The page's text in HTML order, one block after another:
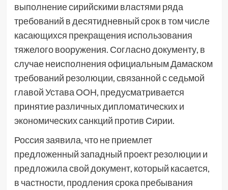
выполнение сирийскими властями ряда
требований в десятидневный срок в том числе
касающихся прекращения использования
тяжелого вооружения. Согласно документу, в
случае неисполнения официальным Дамаском
требований резолюции, связанной с седьмой
главой Устава ООН, предусматривается
принятие различных дипломатических и
экономических санкций против Сирии.
Россия заявила, что не приемлет
предложенный западный проект резолюции и
предложила свой документ, который касается,
в частности, продления срока пребывания